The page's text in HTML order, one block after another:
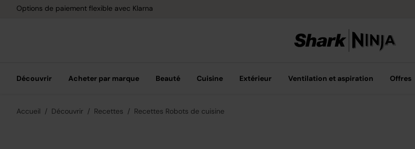
Options de paiement flexible avec Klarna
Découvrir Acheter par marque Beauté Cuisine Extérieur Ventilation et aspiration Offres
Accueil Découvrir Recettes Recettes Robots de cuisine